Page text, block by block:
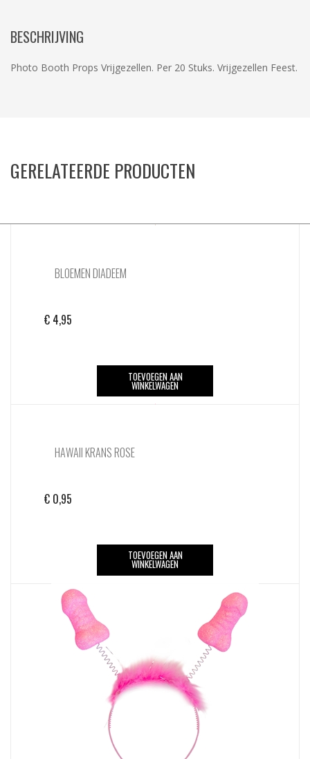
BESCHRIJVING
Photo Booth Props Vrijgezellen. Per 20 Stuks. Vrijgezellen Feest.
GERELATEERDE PRODUCTEN
BLOEMEN DIADEEM
€ 4,95
TOEVOEGEN AAN
WINKELWAGEN
HAWAII KRANS ROSE
€ 0,95
TOEVOEGEN AAN
WINKELWAGEN